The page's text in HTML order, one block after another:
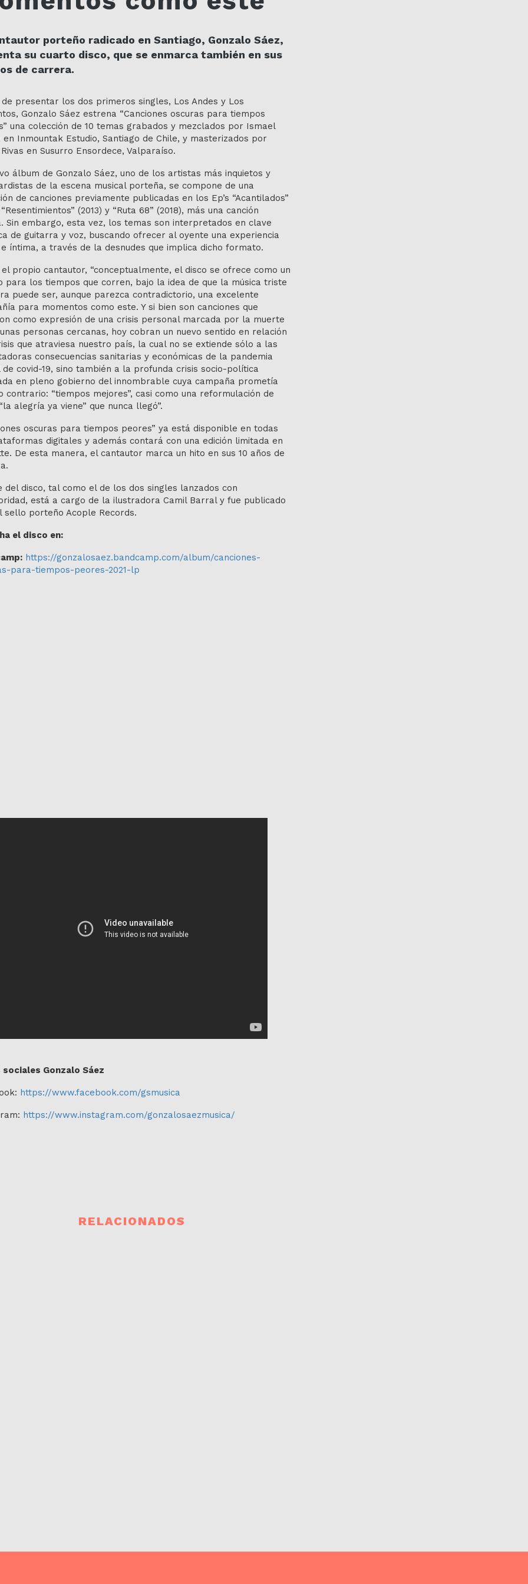
porteño radicado en Santiago, Gonzalo Sáez,
su cuarto disco, que se enmarca también en sus
de carrera.
de presentar los dos primeros singles, Los Andes y Los
Gonzalo Sáez estrena “Canciones oscuras para tiempos
una colección de 10 temas grabados y mezclados por Ismael
en Inmountak Estudio, Santiago de Chile, y masterizados por
en Susurro Ensordece, Valparaíso.
álbum de Gonzalo Sáez, uno de los artistas más inquietos y
de la escena musical porteña, se compone de una
de canciones previamente publicadas en los Ep’s “Acantilados”
“Resentimientos” (2013) y “Ruta 68” (2018), más una canción
Sin embargo, esta vez, los temas son interpretados en clave
de guitarra y voz, buscando ofrecer al oyente una experiencia
íntima, a través de la desnudes que implica dicho formato.
el propio cantautor, “conceptualmente, el disco se ofrece como un
para los tiempos que corren, bajo la idea de que la música triste
puede ser, aunque parezca contradictorio, una excelente
para momentos como este. Y si bien son canciones que
como expresión de una crisis personal marcada por la muerte
personas cercanas, hoy cobran un nuevo sentido en relación
que atraviesa nuestro país, la cual no se extiende sólo a las
consecuencias sanitarias y económicas de la pandemia
covid-19, sino también a la profunda crisis socio-política
en pleno gobierno del innombrable cuya campaña prometía
contrario: “tiempos mejores”, casi como una reformulación de
alegría ya viene” que nunca llegó”.
oscuras para tiempos peores” ya está disponible en todas
digitales y además contará con una edición limitada en
De esta manera, el cantautor marca un hito en sus 10 años de
del disco, tal como el de los dos singles lanzados con
está a cargo de la ilustradora Camil Barral y fue publicado
sello porteño Acople Records.
el disco en:
https://gonzalosaez.bandcamp.com/album/canciones-
para-tiempos-peores-2021-lp
sociales Gonzalo Sáez
https://www.facebook.com/gsmusica
https://www.instagram.com/gonzalosaezmusica/
RELACIONADOS